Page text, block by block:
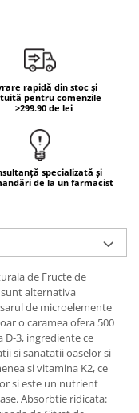
rapidă din stoc și
pentru comenzile
>299.90 de lei
specializată și
de la un farmacist
de Fructe de
sunt alternativa
de microelemente
o caramea ofera 500
D-3, ingrediente ce
si sanatatii oaselor si
si vitamina K2, ce
si este un nutrient
Absorbtie ridicata: